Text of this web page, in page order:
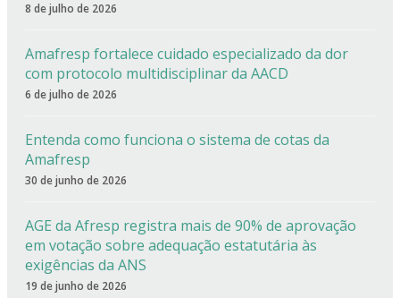
8 de julho de 2026
Amafresp fortalece cuidado especializado da dor
com protocolo multidisciplinar da AACD
6 de julho de 2026
Entenda como funciona o sistema de cotas da
Amafresp
30 de junho de 2026
AGE da Afresp registra mais de 90% de aprovação
em votação sobre adequação estatutária às
exigências da ANS
19 de junho de 2026